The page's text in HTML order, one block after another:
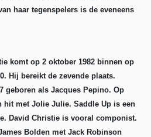
haar tegenspelers is de eveneens
komt op 2 oktober 1982 binnen op
Hij bereikt de zevende plaats.
geboren als Jacques Pepino. Op
hit met Jolie Julie. Saddle Up is een
David Christie is vooral componist.
Bolden met Jack Robinson